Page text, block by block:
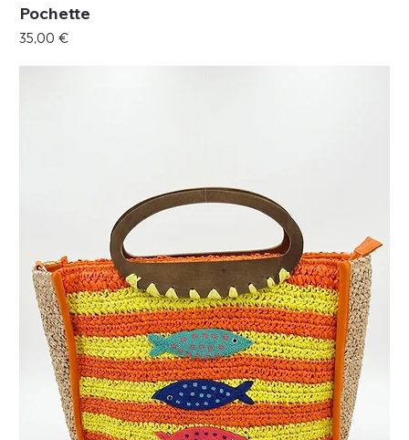
Pochette
Precio
35,00 €